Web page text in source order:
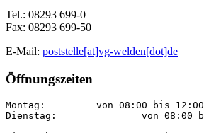
Tel.: 08293 699-0
Fax: 08293 699-50
E-Mail: poststelle[at]vg-welden[dot]de
Öffnungszeiten
Montag:		von 08:00 bis 12:00 Uhr
Dienstag:		von 08:00 bis 12:00 Uhr